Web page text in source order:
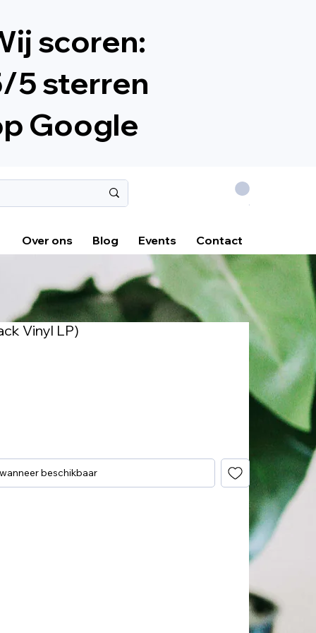
scoren:
5 sterren
Google
.
Over ons Blog Events Contact
Vinyl LP)
beschikbaar